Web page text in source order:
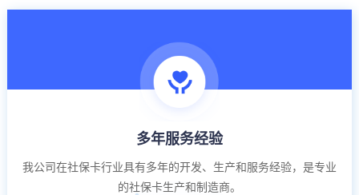
多年服务经验
我公司在社保卡行业具有多年的开发、生产和服务经验，是专业
的社保卡生产和制造商。